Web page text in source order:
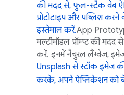
की मदद से, फुल-स्टैक वेब
प्रोटोटाइप और पब्लिश
इस्तेमाल करें.App
मल्टीमॉडल प्रॉम्प्ट की
करें. इनमें नैचुरल लैंग्वेज, इमेज,
Unsplash से स्टॉक इमेज
करके, अपने ऐप्लिकेशन को